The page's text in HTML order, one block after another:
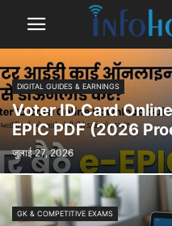
DIGITAL GUIDES & EARNINGS
Voter ID Card
EPIC PDF (2026
जुलाई 27, 2026
GK & COMPETITIVE EXAMS